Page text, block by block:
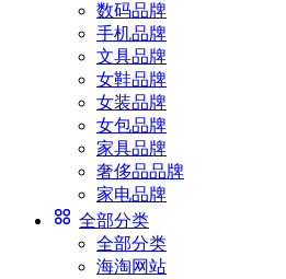
数码品牌
手机品牌
文具品牌
女鞋品牌
女装品牌
女包品牌
家具品牌
奢侈品品牌
家电品牌
全部分类
全部分类
海淘网站